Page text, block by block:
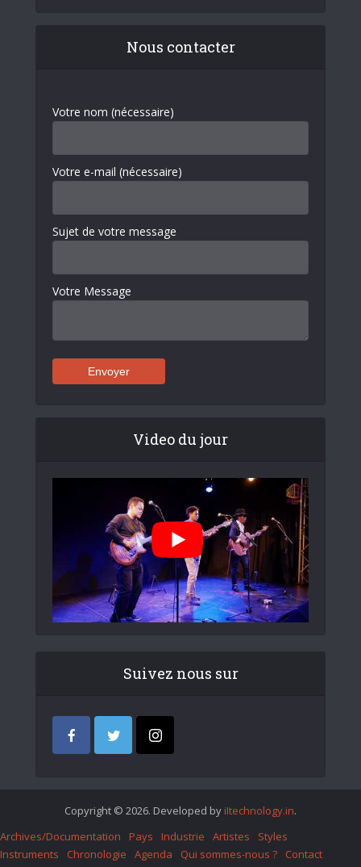
Nous contacter
Votre nom (nécessaire)
Votre e-mail (nécessaire)
Sujet de votre message
Votre Message
Video du jour
Suivez nous sur
Copyright © 2026. Developed by iItechnology.in.
Archives/Documentation
Pays Industrie Artistes
Styles
Instruments
Chronologie Agenda Qui sommes-nous ? Contact